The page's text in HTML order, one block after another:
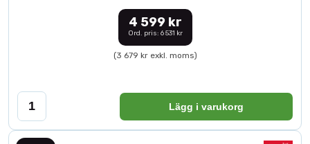
4 599 kr
Ord. pris: 6 531 kr
(3 679 kr exkl. moms)
Lägg i varukorg